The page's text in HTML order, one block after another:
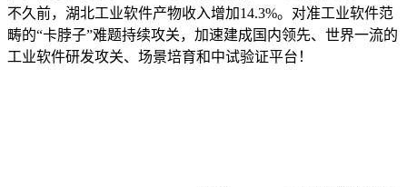
不久前，湖北工业软件产物收入增加14.3%。对准工业软件范
畴的“卡脖子”难题持续攻关，加速建成国内领先、世界一流的
工业软件研发攻关、场景培育和中试验证平台！